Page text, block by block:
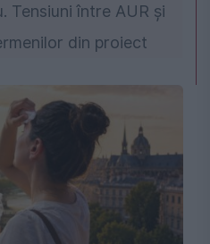
Tensiuni între AUR și
din proiect